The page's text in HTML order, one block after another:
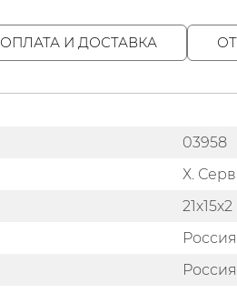
ОПЛАТА И ДОСТАВКА
03958
Х.
21х15х2
Россия
Россия